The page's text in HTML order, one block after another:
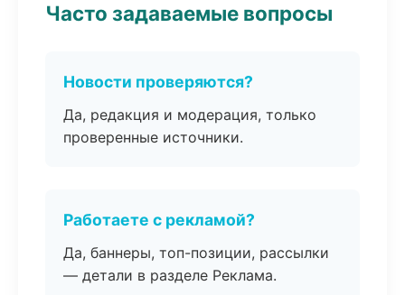
Часто задаваемые вопросы
Новости проверяются?
Да, редакция и модерация, только
проверенные источники.
Работаете с рекламой?
Да, баннеры, топ-позиции, рассылки
— детали в разделе Реклама.